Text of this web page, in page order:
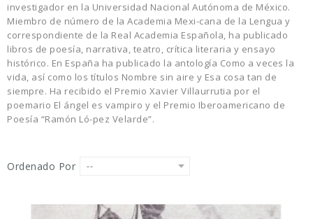
investigador en la Universidad Nacional Autónoma de México.
Miembro de número de la Academia Mexi-cana de la Lengua y
correspondiente de la Real Academia Española, ha publicado
libros de poesía, narrativa, teatro, crítica literaria y ensayo
histórico. En España ha publicado la antología Como a veces la
vida, así como los títulos Nombre sin aire y Esa cosa tan de
siempre. Ha recibido el Premio Xavier Villaurrutia por el
poemario El ángel es vampiro y el Premio Iberoamericano de
Poesía “Ramón Ló-pez Velarde”.
Ordenado Por --